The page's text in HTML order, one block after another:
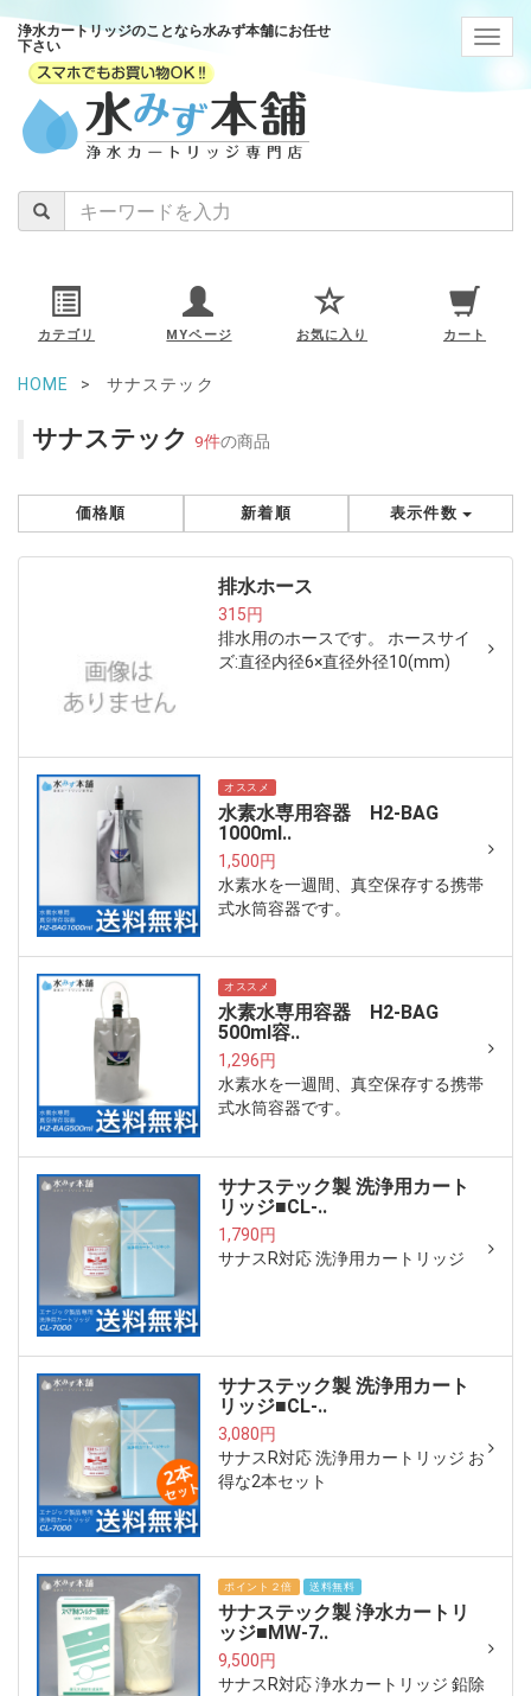
浄水カートリッジのことなら水みず本舗にお任せ
下さい
カテゴリ MYページ お気に入り カート
HOME サナステック
サナステック 9件の商品
価格順 新着順 表示件数
排水ホース
315円
排水用のホースです。 ホースサイ
ズ:直径内径6×直径外径10(mm)
オススメ
水素水専用容器 H2-BAG
1000ml..
1,500円
水素水を一週間、真空保存する携帯
式水筒容器です。
オススメ
水素水専用容器 H2-BAG
500ml容..
1,296円
水素水を一週間、真空保存する携帯
式水筒容器です。
サナステック製 洗浄用カート
リッジ■CL-..
1,790円
サナスR対応 洗浄用カートリッジ
サナステック製 洗浄用カート
リッジ■CL-..
3,080円
サナスR対応 洗浄用カートリッジ お
得な2本セット
ポイント２倍 送料無料
サナステック製 浄水カートリ
ッジ■MW-7..
9,500円
サナスR対応 浄水カートリッジ 鉛除